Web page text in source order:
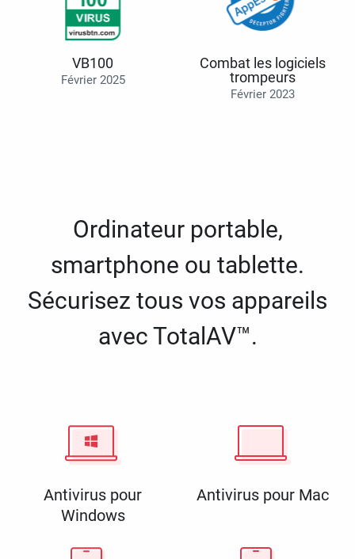
VB100
Février 2025
Combat les logiciels
trompeurs
Février 2023
Ordinateur portable,
smartphone ou tablette.
Sécurisez tous vos appareils
avec TotalAV™.
Antivirus pour
Windows
Antivirus pour Mac